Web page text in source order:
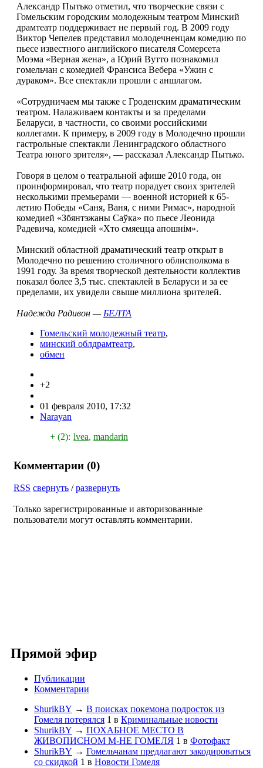
Александр Пытько отметил, что творческие связи с
Гомельским городским молодежным театром Минский
драмтеатр поддерживает не первый год. В 2009 году
Виктор Чепелев представил молодечненцам комедию по
пьесе известного английского писателя Сомерсета
Моэма «Верная жена», а Юрий Вутто познакомил
гомельчан с комедией Франсиса Вебера «Ужин с
дураком». Все спектакли прошли с аншлагом.
«Сотрудничаем мы также с Гроденским драматическим
театром. Налаживаем контакты и за пределами
Беларуси, в частности, со своими российскими
коллегами. К примеру, в 2009 году в Молодечно прошли
гастрольные спектакли Ленинградского областного
Театра юного зрителя», — рассказал Александр Пытько.
Говоря в целом о театральной афише 2010 года, он
проинформировал, что театр порадует своих зрителей
несколькими премьерами — военной историей к 65-
летию Победы «Саня, Ваня, с ними Римас», народной
комедией «Збянтэжаны Саўка» по пьесе Леонида
Радевича, комедией «Хто смяецца апошнiм».
Минский областной драматический театр открыт в
Молодечно по решению столичного облисполкома в
1991 году. За время творческой деятельности коллектив
показал более 3,5 тыс. спектаклей в Беларуси и за ее
пределами, их увидели свыше миллиона зрителей.
Надежда Радивон — БЕЛТА
Гомельский молодежный театр,
минский облдрамтеатр,
обмен
+2
01 февраля 2010, 17:32
Narayan
+ (2): lvea, mandarin
Комментарии (0)
RSS свернуть /развернуть
Только зарегистрированные и авторизованные
пользователи могут оставлять комментарии.
Прямой эфир
Публикации
Комментарии
ShurikBY → В поисках покемона подросток из
Гомеля потерялся 1 в Криминальные новости
ShurikBY → ПОХАБНОЕ МЕСТО В
ЖИВОПИСНОМ М-НЕ ГОМЕЛЯ 1 в Фотофакт
ShurikBY → Гомельчанам предлагают закодироваться
со скидкой 1 в Новости Гомеля